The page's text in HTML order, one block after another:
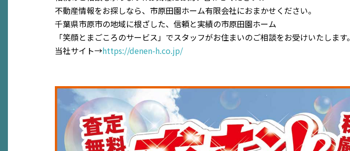
不動産情報をお探しなら、市原田園ホーム有限会社におまかせください。
千葉県市原市の地域に根ざした、信頼と実績の市原田園ホーム
「笑顔とまごころのサービス」でスタッフがお住まいのご相談をお受けいたします。
当社サイト→https://denen-h.co.jp/